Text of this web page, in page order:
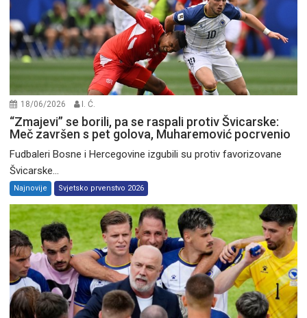
18/06/2026 I. Ć.
“Zmajevi” se borili, pa se raspali protiv Švicarske:
Meč završen s pet golova, Muharemović pocrvenio
Fudbaleri Bosne i Hercegovine izgubili su protiv favorizovane
Švicarske...
Najnovije Svjetsko prvenstvo 2026